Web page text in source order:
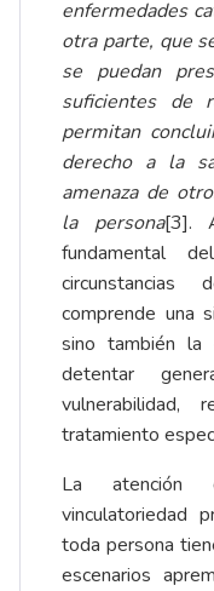
enfermedades
otra parte, que
se puedan
suficientes de
permitan
derecho a la
amenaza de
la persona[3].
fundamental
comprende una
sino también la
detentar
vulnerabilidad,
tratamiento
La atención
vinculatoriedad
toda persona
escenarios